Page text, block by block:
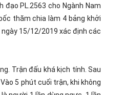
đạo PL.2563 cho Ngành Nam
thăm chia làm 4 bảng khởi
15/12/2019 xác định các
Trận đấu khá kịch tính. Sau
5 phút cuối trận, khi không